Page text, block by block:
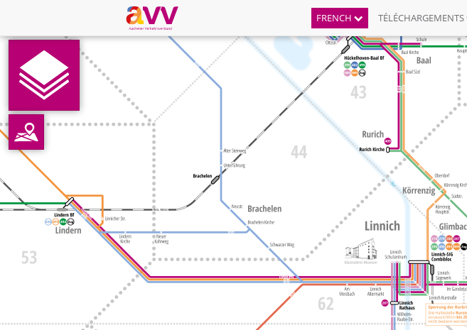
FRENCH TÉLÉCHARGEMENTS